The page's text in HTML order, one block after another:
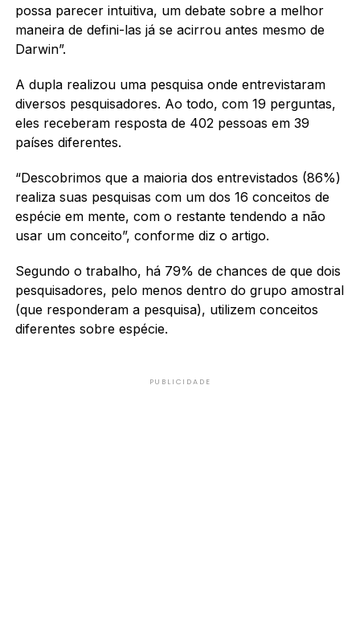
possa parecer intuitiva, um debate sobre a melhor
maneira de defini-las já se acirrou antes mesmo de
Darwin”.
A dupla realizou uma pesquisa onde entrevistaram
diversos pesquisadores. Ao todo, com 19 perguntas,
eles receberam resposta de 402 pessoas em 39
países diferentes.
“Descobrimos que a maioria dos entrevistados (86%)
realiza suas pesquisas com um dos 16 conceitos de
espécie em mente, com o restante tendendo a não
usar um conceito”, conforme diz o artigo.
Segundo o trabalho, há 79% de chances de que dois
pesquisadores, pelo menos dentro do grupo amostral
(que responderam a pesquisa), utilizem conceitos
diferentes sobre espécie.
PUBLICIDADE